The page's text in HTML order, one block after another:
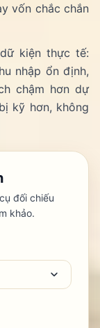
vốn chắc chắn
kiện thực tế:
nhập ổn định,
chậm hơn dự
kỹ hơn, không
đối chiếu
khảo.